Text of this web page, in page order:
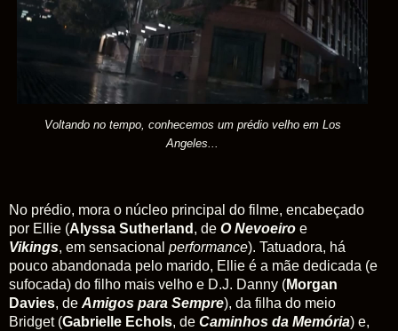
Voltando no tempo, conhecemos um prédio velho em Los
Angeles...
No prédio, mora o núcleo principal do filme, encabeçado
por Ellie (Alyssa Sutherland , de O Nevoeiro e
Vikings, em sensacional performance). Tatuadora, há
pouco abandonada pelo marido, Ellie é a mãe dedicada (e
sufocada) do filho mais velho e D.J. Danny (Morgan
Davies, de Amigos para Sempre), da filha do meio
Bridget (Gabrielle Echols, de Caminhos da Memória) e,